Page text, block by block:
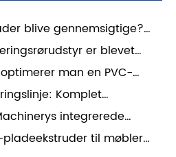
blive gennemsigtige?
bag klare plastikplader
er blevet
dækker produktionen af
10 mm.man en PVC-
til stabil produktion?
Komplet
til højkvalitets teknisk
integrerede
blev afsendt med succes til
pladeekstruder til møbler